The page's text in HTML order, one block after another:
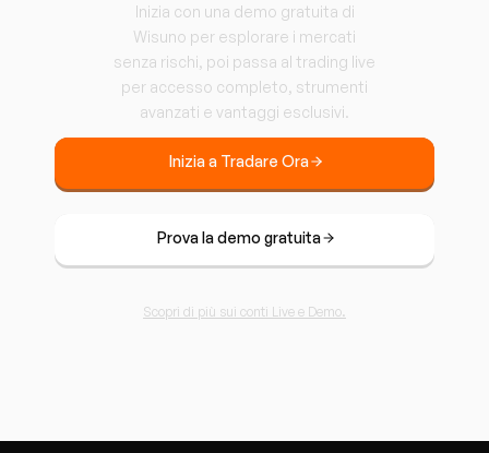
Inizia con una demo gratuita di
Wisuno per esplorare i mercati
senza rischi, poi passa al trading live
per accesso completo, strumenti
avanzati e vantaggi esclusivi.
Inizia a Tradare Ora
Prova la demo gratuita
Scopri di più sui conti Live e Demo.